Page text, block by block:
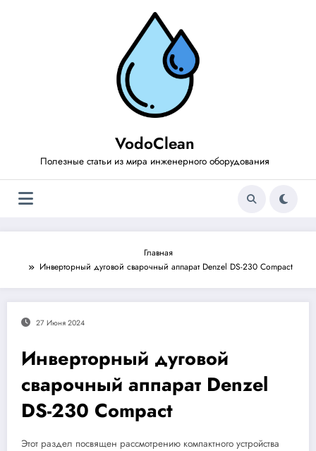
VodoClean
Полезные статьи из мира инженерного оборудования
Главная
Инверторный дуговой сварочный аппарат Denzel DS-230 Compact
27 Июня 2024
Инверторный дуговой
сварочный аппарат Denzel
DS-230 Compact
Этот раздел посвящен рассмотрению компактного устройства